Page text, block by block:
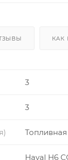
КАК
3
3
Haval H6